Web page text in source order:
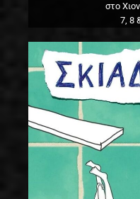
στο
7, 8